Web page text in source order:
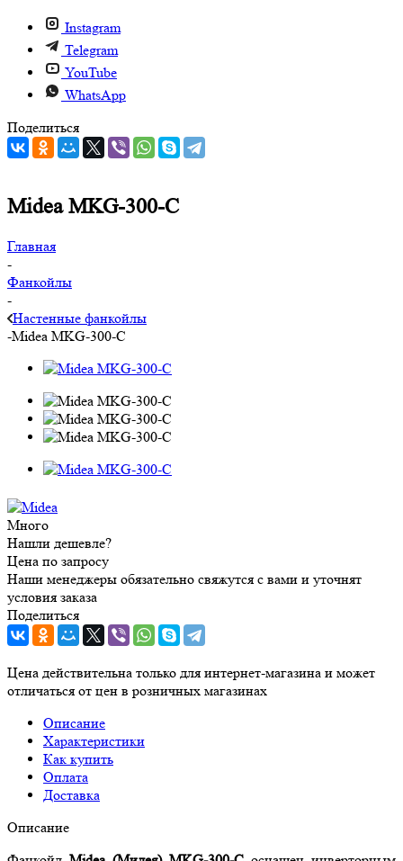
Instagram
Telegram
YouTube
WhatsApp
Поделиться
Midea MKG-300-C
Главная
-
Фанкойлы
-
Настенные фанкойлы
-Midea MKG-300-C
Много
Нашли дешевле?
Цена по запросу
Наши менеджеры обязательно свяжутся с вами и уточнят
условия заказа
Поделиться
Цена действительна только для интернет-магазина и может
отличаться от цен в розничных магазинах
Описание
Характеристики
Как купить
Оплата
Доставка
Описание